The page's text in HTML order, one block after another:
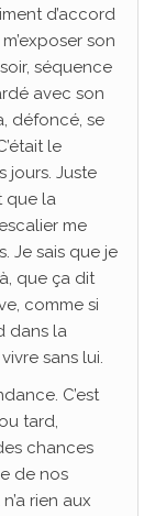
d’accord
son
séquence
avec son
défoncé, se
le
jours. Juste
que la
me
Je sais que je
que ça dit
comme si
dans la
sans lui.
C’est
tard,
chances
de nos
rien aux